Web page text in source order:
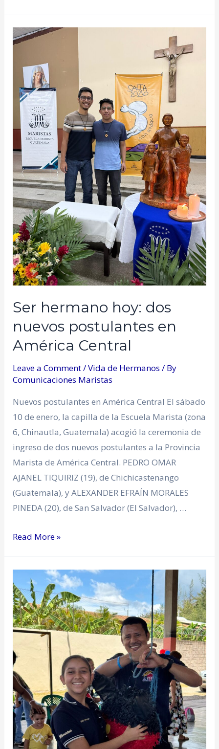
Ser hermano hoy: dos
nuevos postulantes en
América Central
Leave a Comment/Vida de Hermanos / By
Comunicaciones Maristas
Nuevos postulantes en América Central El sábado
10 de enero, la capilla de la Escuela Marista (zona
6, Chinautla, Guatemala) acogió la ceremonia de
ingreso de dos nuevos postulantes a la Provincia
Marista de América Central. PEDRO OMAR
AJANEL TIQUIRIZ (19), de Chichicastenango
(Guatemala), y ALEXANDER EFRAÍN MORALES
PINEDA (20), de San Salvador (El Salvador), …
Read More »